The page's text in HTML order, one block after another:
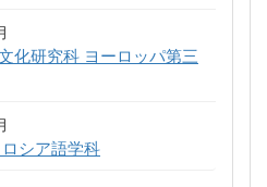
化研究科 ヨーロッパ第三
シア語学科